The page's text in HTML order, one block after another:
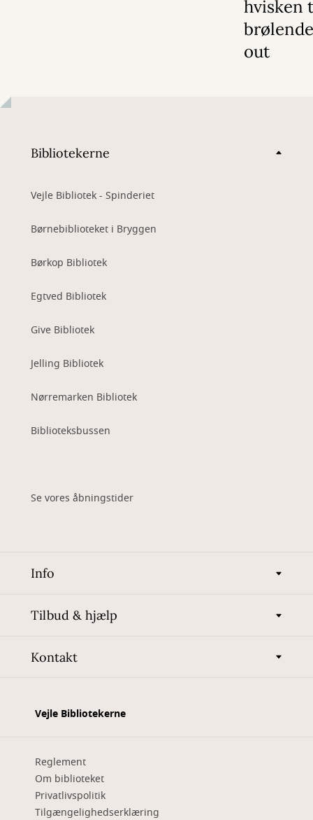
hvisken
out
Bibliotekerne
Vejle Bibliotek - Spinderiet
Børnebiblioteket i Bryggen
Børkop Bibliotek
Egtved Bibliotek
Give Bibliotek
Jelling Bibliotek
Nørremarken Bibliotek
Biblioteksbussen
Se vores åbningstider
Info
Tilbud & hjælp
Kontakt
Vejle Bibliotekerne
Reglement
Om biblioteket
Privatlivspolitik
Tilgængelighedserklæring